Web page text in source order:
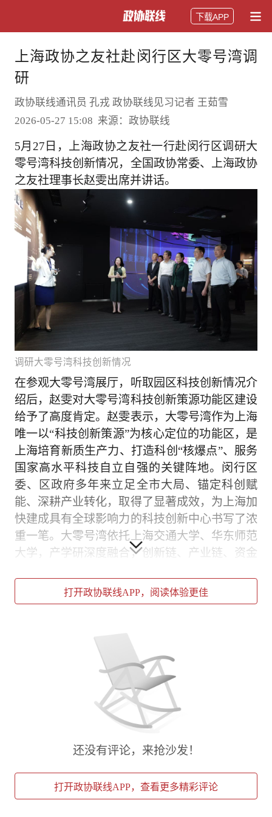
下载APP
上海政协之友社赴闵行区大零号湾调
研
政协联线通讯员 孔戎 政协联线见习记者 王茹雪
2026-05-27 15:08 来源：政协联线
5月27日，上海政协之友社一行赴闵行区调研大
零号湾科技创新情况，全国政协常委、上海政协
之友社理事长赵雯出席并讲话。
调研大零号湾科技创新情况
在参观大零号湾展厅，听取园区科技创新情况介
绍后，赵雯对大零号湾科技创新策源功能区建设
给予了高度肯定。赵雯表示，大零号湾作为上海
唯一以“科技创新策源”为核心定位的功能区，是
上海培育新质生产力、打造科创“核爆点”、服务
国家高水平科技自立自强的关键阵地。闵行区
委、区政府多年来立足全市大局、锚定科创赋
能、深耕产业转化，取得了显著成效，为上海加
快建成具有全球影响力的科技创新中心书写了浓
重一笔。大零号湾依托上海交通大学、华东师范
大学，产学研深度融合，创新链、产业链、资金
展活力和上海科创策源功能区的硬核实力。
打开政协联线APP，阅读体验更佳
还没有评论，来抢沙发！
打开政协联线APP，查看更多精彩评论